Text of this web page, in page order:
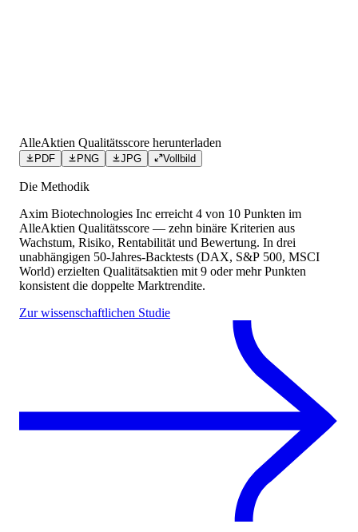
AlleAktien Qualitätsscore herunterladen
PDF PNG JPG Vollbild
Die Methodik
Axim Biotechnologies Inc erreicht 4 von 10 Punkten im
AlleAktien Qualitätsscore — zehn binäre Kriterien aus
Wachstum, Risiko, Rentabilität und Bewertung. In drei
unabhängigen 50-Jahres-Backtests (DAX, S&P 500, MSCI
World) erzielten Qualitätsaktien mit 9 oder mehr Punkten
konsistent die doppelte Marktrendite.
Zur wissenschaftlichen Studie